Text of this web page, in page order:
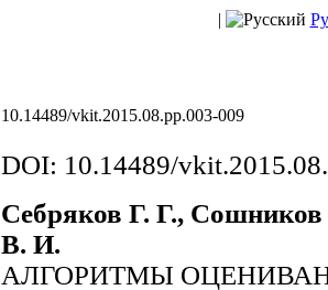
|
10.14489/vkit.2015.08.pp.003-009
DOI: 10.14489/
Себряков Г. Г.,
В. И.
АЛГОРИТМЫ